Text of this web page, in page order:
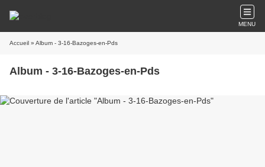
MENU
Accueil » Album - 3-16-Bazoges-en-Pds
Album - 3-16-Bazoges-en-Pds